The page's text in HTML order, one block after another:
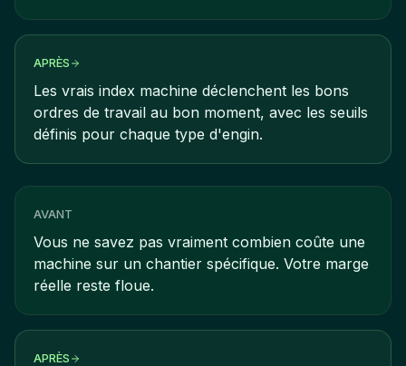
APRÈS
Les vrais index machine déclenchent les bons
ordres de travail au bon moment, avec les seuils
définis pour chaque type d'engin.
AVANT
Vous ne savez pas vraiment combien coûte une
machine sur un chantier spécifique. Votre marge
réelle reste floue.
APRÈS